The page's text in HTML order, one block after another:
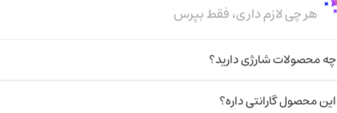
هر چی لازم داری، فقط بپرس
چه محصولات شارژی دارید؟
این محصول گارانتی داره؟